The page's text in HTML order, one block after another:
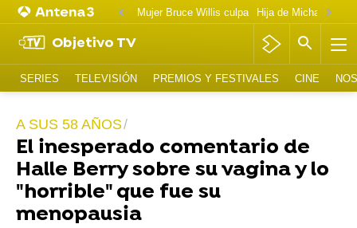
Mujer Bruce Willis culpa
Objetivo TV
SERIES TELEVISIÓN PREMIOS Y FESTIVALES CINE
A SUS 58 AÑOS
El inesperado comentario de
Halle Berry sobre su vagina y lo
"horrible" que fue su
menopausia